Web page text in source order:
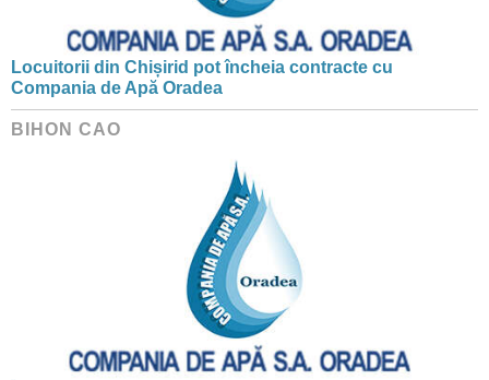
Locuitorii din Chișirid pot încheia contracte cu
Compania de Apă Oradea
BIHON CAO